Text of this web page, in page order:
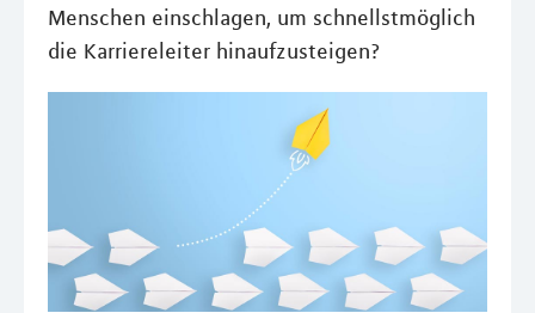
Menschen einschlagen, um schnellstmöglich
die Karriereleiter hinaufzusteigen?